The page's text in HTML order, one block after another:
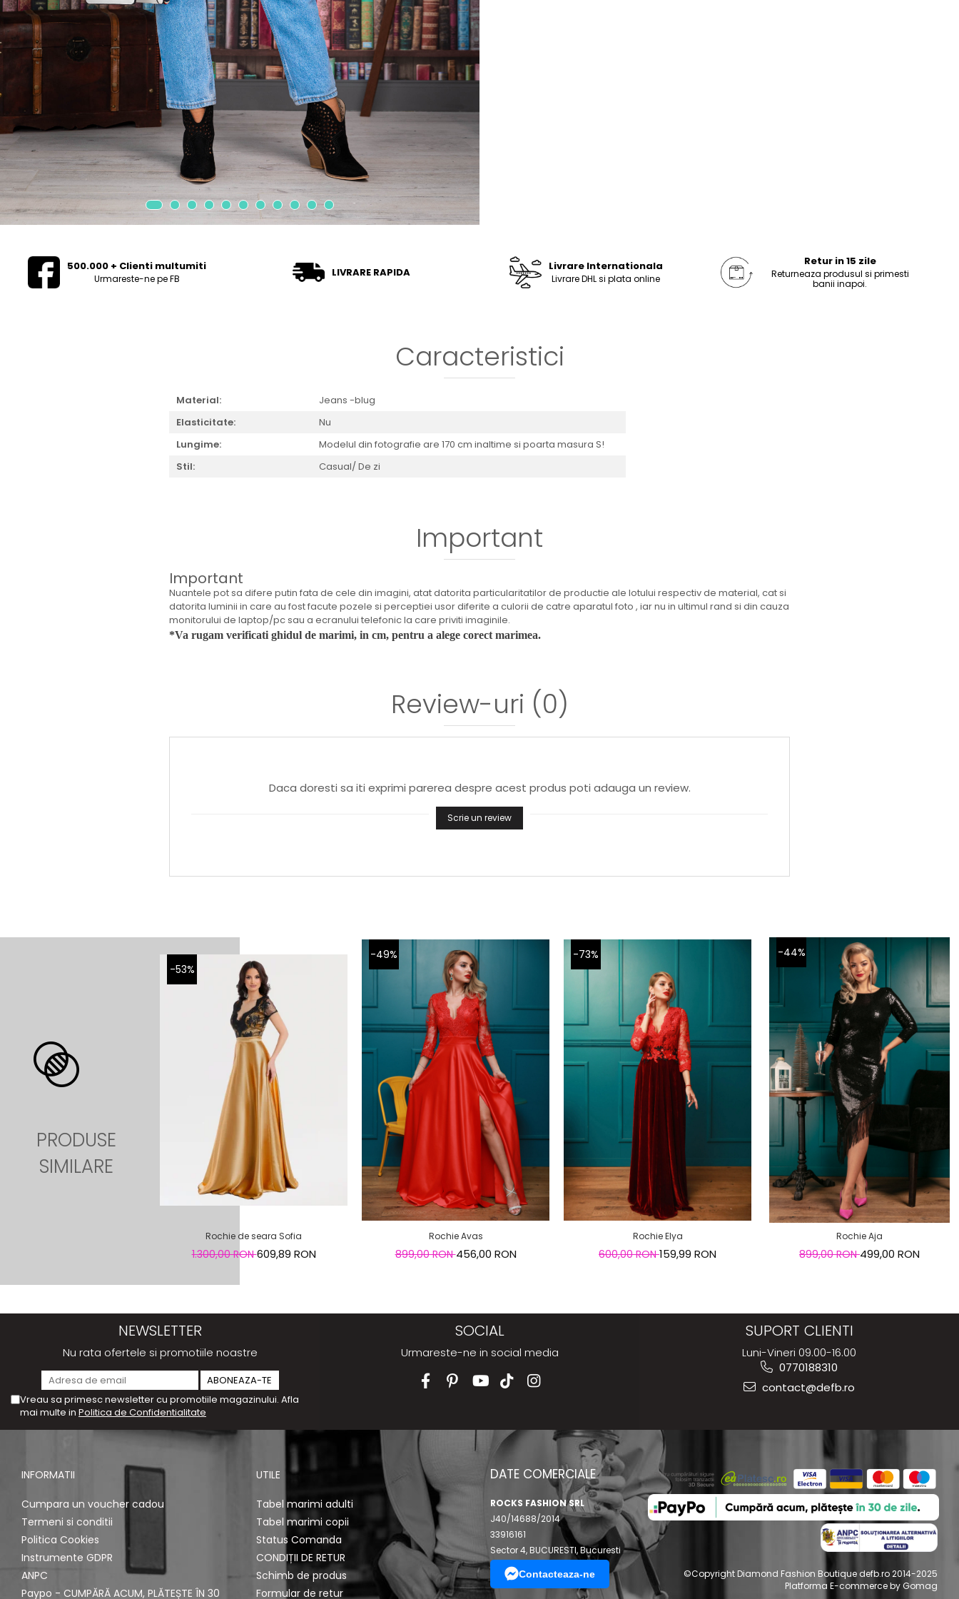
500.000 + Clienti multumiti
Urmareste-ne pe FB LIVRARE RAPIDA Livrare Internationala
Livrare DHL si plata online
Retur in 15 zile
Returneaza produsul si primesti
banii inapoi.
Caracteristici
Material:
Jeans -blug
Elasticitate:
Nu
Lungime:
Modelul din fotografie are 170 cm inaltime si poarta masura S!
Stil:
Casual/ De zi
Important
Important
Nuantele pot sa difere putin fata de cele din imagini, atat datorita particularitatilor de productie ale lotului respectiv de material, cat si
datorita luminii in care au fost facute pozele si perceptiei usor diferite a culorii de catre aparatul foto , iar nu in ultimul rand si din cauza
monitorului de laptop/pc sau a ecranului telefonic la care priviti imaginile.
*Va rugam verificati ghidul de marimi, in cm, pentru a alege corect marimea.
Review-uri (0)
Daca doresti sa iti exprimi parerea despre acest produs poti adauga un review.
Scrie un review
PRODUSE
SIMILARE
-53%
Rochie de seara Sofia
1.300,00 RON609,89 RON
-49%
Rochie Avas
899,00 RON456,00 RON
-73%
Rochie Elya
600,00 RON159,99 RON
-44%
Rochie Aja
899,00 RON499,00 RON
NEWSLETTER
Nu rata ofertele si promotiile noastre
Vreau sa primesc newsletter cu promotiile magazinului. Afla
mai multe in Politica de Confidentialitate
SOCIAL
Urmareste-ne in social media
SUPORT CLIENTI
Luni-Vineri 09.00-16.00
0770188310
contact@defb.ro
INFORMATII
Cumpara un voucher cadou
Termeni si conditii
Politica Cookies
Instrumente GDPR
ANPC
Paypo - CUMPĂRĂ ACUM, PLĂTEȘTE ÎN 30
UTILE
Tabel marimi adulti
Tabel marimi copii
Status Comanda
CONDIȚII DE RETUR
Schimb de produs
Formular de retur
DATE COMERCIALE
ROCKS FASHION SRL
J40/14688/2014
33916161
Sector 4, BUCURESTI, Bucuresti
Contacteaza-ne
©Copyright Diamond Fashion Boutique defb.ro 2014-2025
Platforma E-commerce by Gomag